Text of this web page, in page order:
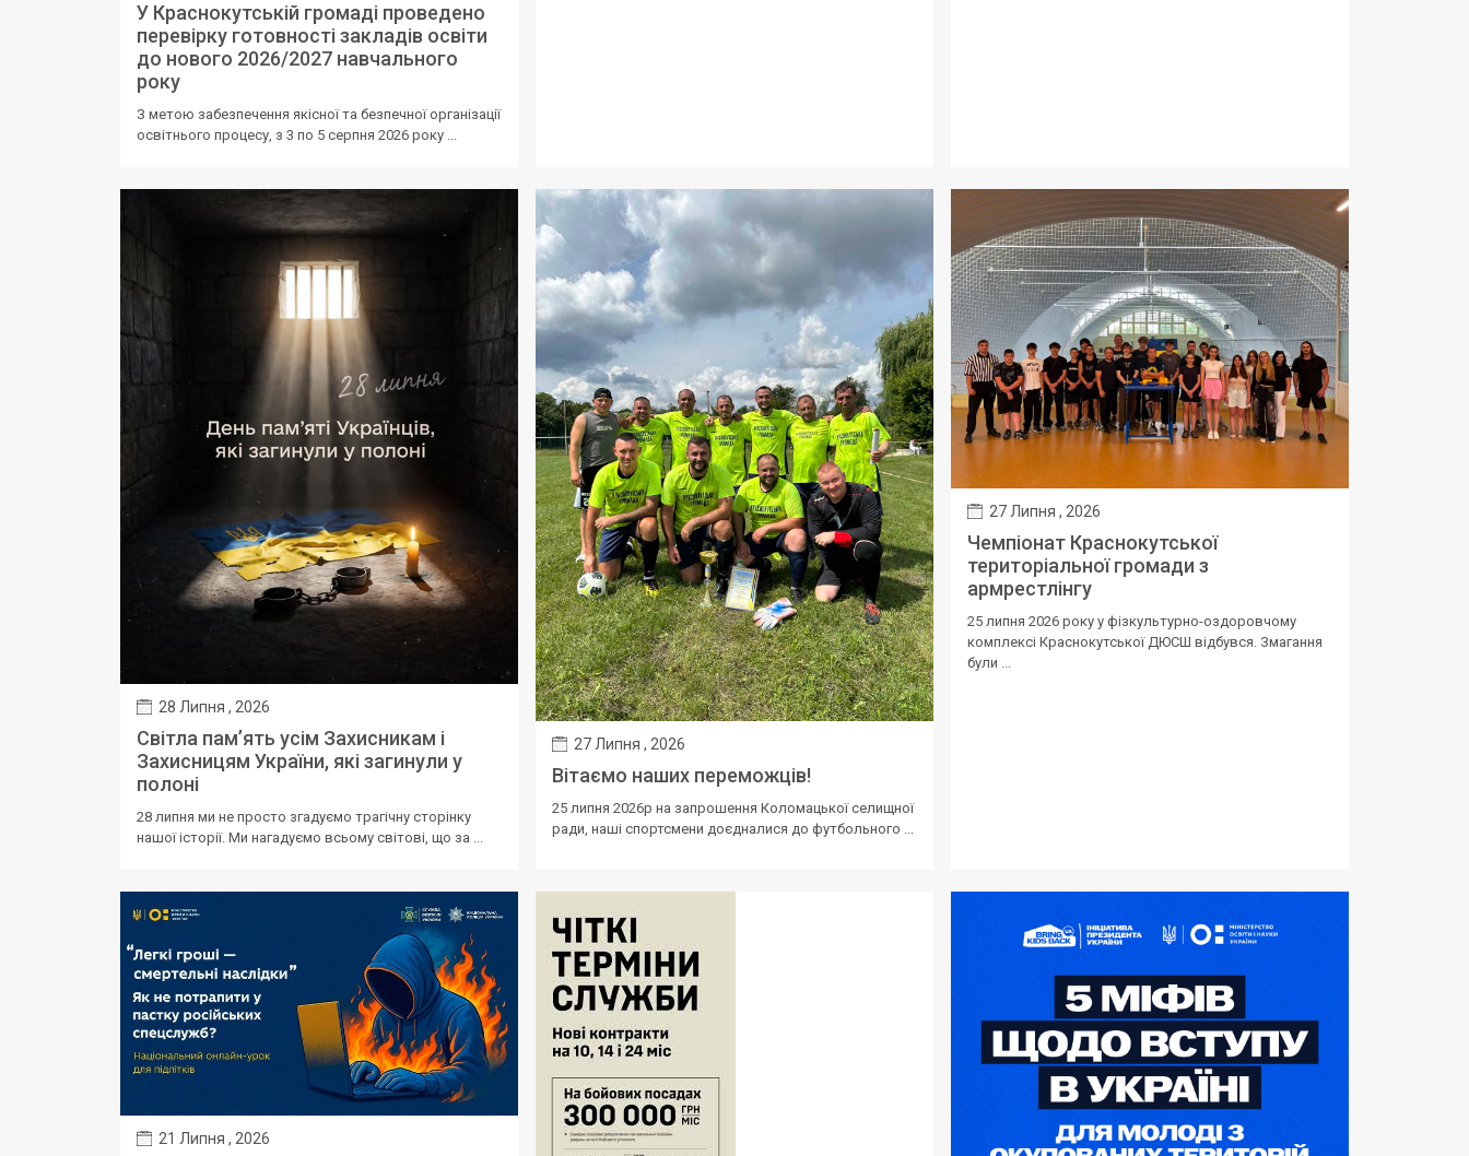
У Краснокутській громаді проведено
перевірку готовності закладів освіти
до нового 2026/2027 навчального
року
З метою забезпечення якісної та безпечної організації
освітнього процесу, з 3 по 5 серпня 2026 року ...
28 Липня , 2026
Світла пам’ять усім Захисникам і
Захисницям України, які загинули у
полоні
28 липня ми не просто згадуємо трагічну сторінку
нашої історії. Ми нагадуємо всьому світові, що за ...
27 Липня , 2026
Вітаємо наших переможців!
25 липня 2026р на запрошення Коломацької селищної
ради, наші спортсмени доєдналися до футбольного ...
27 Липня , 2026
Чемпіонат Краснокутської
територіальної громади з
армрестлінгу
25 липня 2026 року у фізкультурно-оздоровчому
комплексі Краснокутської ДЮСШ відбувся. Змагання
були ...
21 Липня , 2026